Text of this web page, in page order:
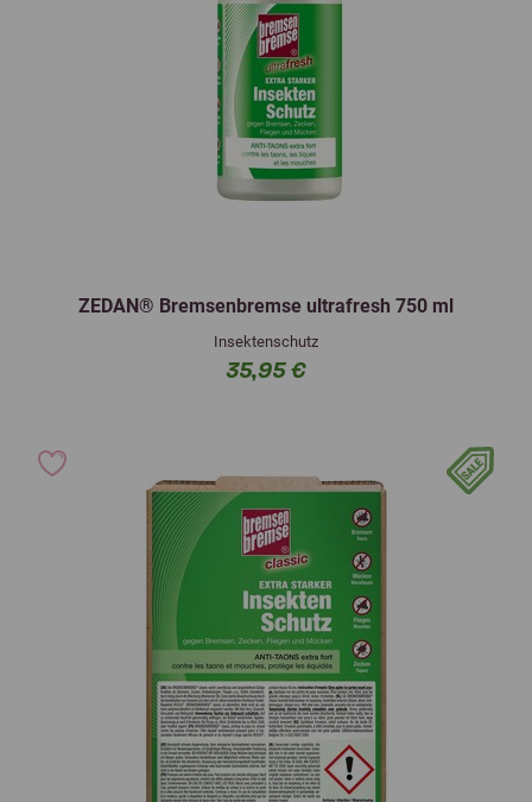
ZEDAN® Bremsenbremse ultrafresh 750 ml
Insektenschutz
35,95 €